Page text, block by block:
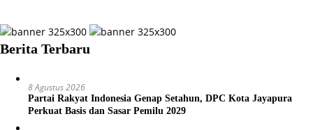
Berita Terbaru
8 Agustus 2026
Partai Rakyat Indonesia Genap Setahun, DPC Kota Jayapura
Perkuat Basis dan Sasar Pemilu 2029